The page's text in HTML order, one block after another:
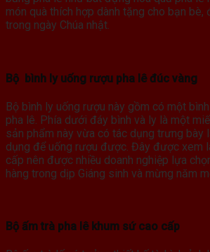
món quà thích hợp dành tặng cho bạn bè,
trong ngày Chúa nhật.
Bộ bình ly uống rượu pha lê đúc vàng
Bộ bình ly uống rượu này gồm có một
pha lê. Phía dưới đáy bình và ly là một
sản phẩm này vừa có tác dụng trưng bày
dụng để uống rượu được. Đây được xem
cấp nên được nhiều doanh nghiệp lựa
hàng trong dịp Giáng sinh và mừng năm
Bộ ấm trà pha lê khum sứ cao cấp